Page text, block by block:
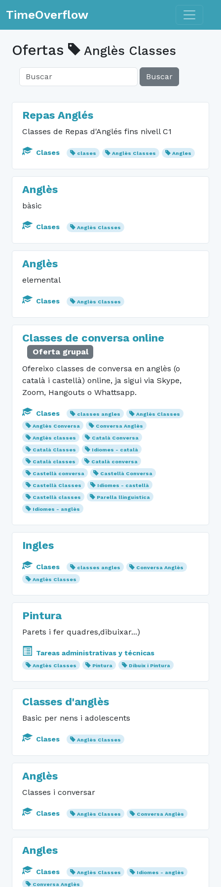
TimeOverflow Toggle
Ofertas Anglès Classes
Buscar
Repas Anglés
Classes de Repas d'Anglés fins nivell C1
Clases clases Anglès Classes Angles
Anglès
bàsic
Clases Anglès Classes
Anglès
elemental
Clases Anglès Classes
Classes de conversa online
Oferta grupal
Ofereixo classes de conversa en anglès (o
català i castellà) online, ja sigui via Skype,
Zoom, Hangouts o Whattsapp.
Clases classes angles
Anglès Classes
Anglès Conversa
Conversa Anglès
Anglès classes
Català Conversa
Català Classes
Idiomes - català
Català classes
Català conversa
Castellà conversa
Castellà Conversa
Castellà Classes
Idiomes - castellà
Castellà classes
Parella llinguistica
Idiomes - anglès
Ingles
Clases classes angles
Conversa Anglès
Anglès Classes
Pintura
Parets i fer quadres,dibuixar...)
Tareas administrativas y técnicas
Anglès Classes Pintura Dibuix i Pintura
Classes d'anglès
Basic per nens i adolescents
Clases Anglès Classes
Anglès
Classes i conversar
Clases Anglès Classes Conversa Anglès
Angles
Clases Anglès Classes
Idiomes - anglès
Conversa Anglès